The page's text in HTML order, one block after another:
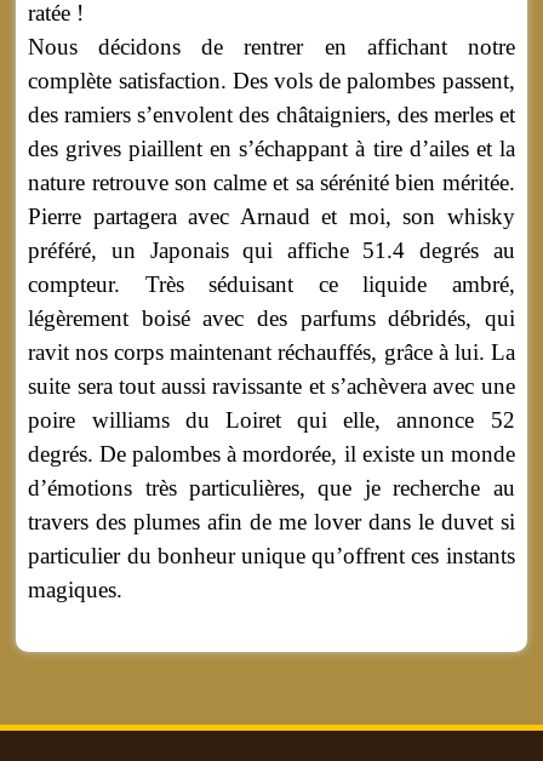
ratée !
Nous décidons de rentrer en affichant notre
complète satisfaction. Des vols de palombes passent,
des ramiers s’envolent des châtaigniers, des merles et
des grives piaillent en s’échappant à tire d’ailes et la
nature retrouve son calme et sa sérénité bien méritée.
Pierre partagera avec Arnaud et moi, son whisky
préféré, un Japonais qui affiche 51.4 degrés au
compteur. Très séduisant ce liquide ambré,
légèrement boisé avec des parfums débridés, qui
ravit nos corps maintenant réchauffés, grâce à lui. La
suite sera tout aussi ravissante et s’achèvera avec une
poire williams du Loiret qui elle, annonce 52
degrés. De palombes à mordorée, il existe un monde
d’émotions très particulières, que je recherche au
travers des plumes afin de me lover dans le duvet si
particulier du bonheur unique qu’offrent ces instants
magiques.